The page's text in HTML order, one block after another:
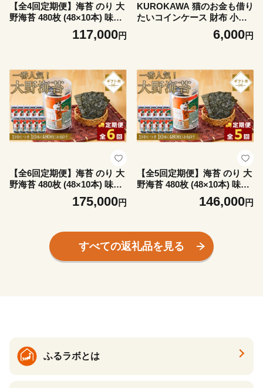
【全4回定期便】海苔 のり 大
野海苔 480枚 (48×10本) 味付
117,000円
KUROKAWA 猫のお金も借り
たいコインケース 財布 小銭
入れ 本革カラフル【ブラッ
6,000円
【全6回定期便】海苔 のり 大
野海苔 480枚 (48×10本) 味付
175,000円
【全5回定期便】海苔 のり 大
野海苔 480枚 (48×10本) 味付
146,000円
すべての返礼品を見る
ふるラボとは